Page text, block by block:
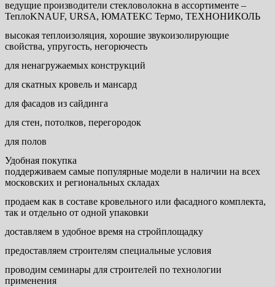
ведущие производители стекловолокна в ассортименте –
ТеплоKNAUF, URSA, ЮМАТЕКС Термо, ТЕХНОНИКОЛЬ
высокая теплоизоляция, хорошие звукоизолирующие
свойства, упругость, негорючесть
для ненагружаемых конструкций
для скатных кровель и мансард
для фасадов из сайдинга
для стен, потолков, перегородок
для полов
Удобная покупка
поддерживаем самые популярные модели в наличии на всех
московских и региональных складах
продаем как в составе кровельного или фасадного комплекта,
так и отдельно от одной упаковки
доставляем в удобное время на стройплощадку
предоставляем строителям специальные условия
проводим семинары для строителей по технологии
применения